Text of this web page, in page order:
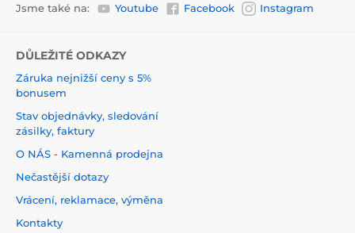
Jsme také na: Youtube Facebook Instagram
DŮLEŽITÉ ODKAZY
Záruka nejnižší ceny s 5%
bonusem
Stav objednávky, sledování
zásilky, faktury
O NÁS - Kamenná prodejna
Nečastější dotazy
Vrácení, reklamace, výměna
Kontakty